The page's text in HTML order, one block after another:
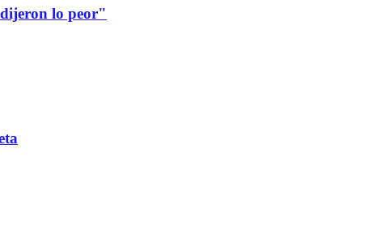
lo peor"